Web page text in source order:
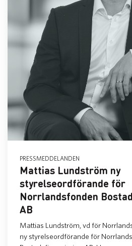
PRESSMEDDELANDEN
Mattias Lundström ny
styrelseordförande för
Norrlandsfonden
AB
Mattias Lundström, vd för
ny styrelseordförande för